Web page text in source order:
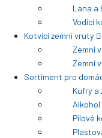
Lana a
Vodící
Kotvící zemní vruty
Zemní
Zemní
Sortiment pro
Kufry a
Pilové